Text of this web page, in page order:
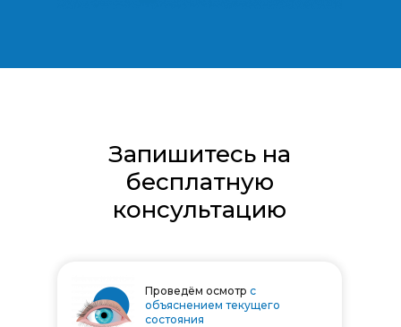
Запишитесь на
бесплатную
консультацию
Проведём осмотр с
объяснением текущего
состояния